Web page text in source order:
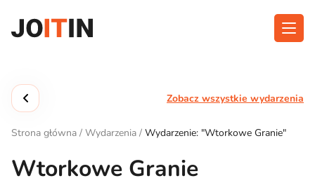
treści
Funkcjonalność
Kontakt
Zobacz wszystkie wydarzenia
Strona główna / Wydarzenia / Wydarzenie: "Wtorkowe Granie"
Wtorkowe Granie